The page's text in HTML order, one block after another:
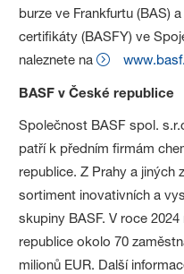
burze ve Frankfurtu (BAS)
certifikáty (BASFY) ve
naleznete na
BASF v České republice
Společnost BASF spol.
patří k předním firmám
republice. Z Prahy a jiných
sortiment inovativních a
skupiny BASF. V roce
republice okolo 70
milionů EUR. Další